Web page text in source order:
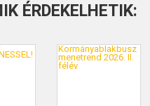
ÉRDEKELHETIK: